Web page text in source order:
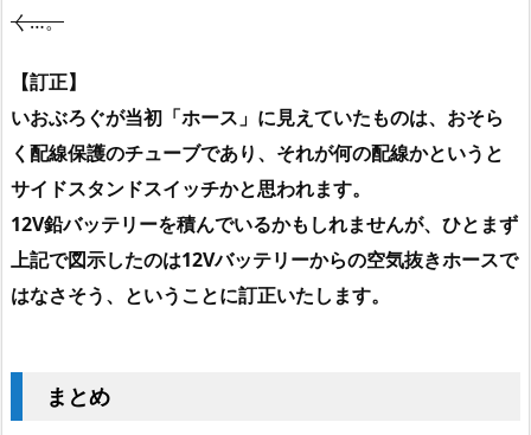
く…。
【訂正】
いおぶろぐが当初「ホース」に見えていたものは、おそら
く配線保護のチューブであり、それが何の配線かというと
サイドスタンドスイッチかと思われます。
12V鉛バッテリーを積んでいるかもしれませんが、ひとまず
上記で図示したのは12Vバッテリーからの空気抜きホースで
はなさそう、ということに訂正いたします。
まとめ